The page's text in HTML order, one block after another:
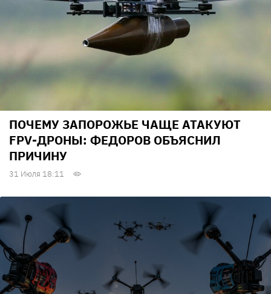
ПОЧЕМУ ЗАПОРОЖЬЕ ЧАЩЕ АТАКУЮТ
FPV-ДРОНЫ: ФЕДОРОВ ОБЪЯСНИЛ
ПРИЧИНУ
31 Июля 18:11